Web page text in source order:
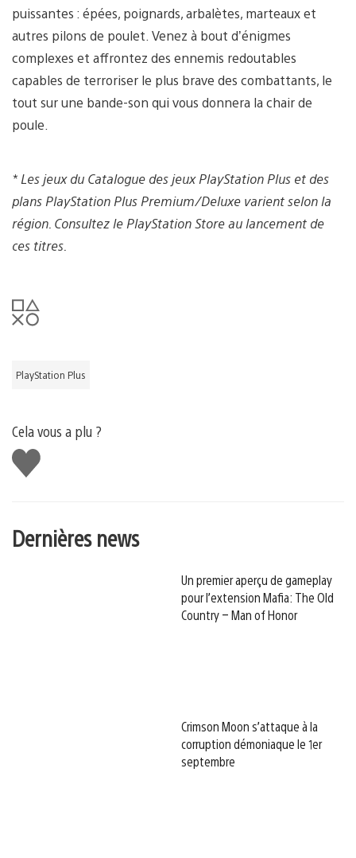
puissantes : épées, poignards, arbalètes, marteaux et
autres pilons de poulet. Venez à bout d’énigmes
complexes et affrontez des ennemis redoutables
capables de terroriser le plus brave des combattants, le
tout sur une bande-son qui vous donnera la chair de
poule.
* Les jeux du Catalogue des jeux PlayStation Plus et des
plans PlayStation Plus Premium/Deluxe varient selon la
région. Consultez le PlayStation Store au lancement de
ces titres.
PlayStation Plus
Cela vous a plu ?
J'aime
Dernières news
Un premier aperçu de gameplay
pour l’extension Mafia: The Old
Country – Man of Honor
Crimson Moon s’attaque à la
corruption démoniaque le 1er
septembre